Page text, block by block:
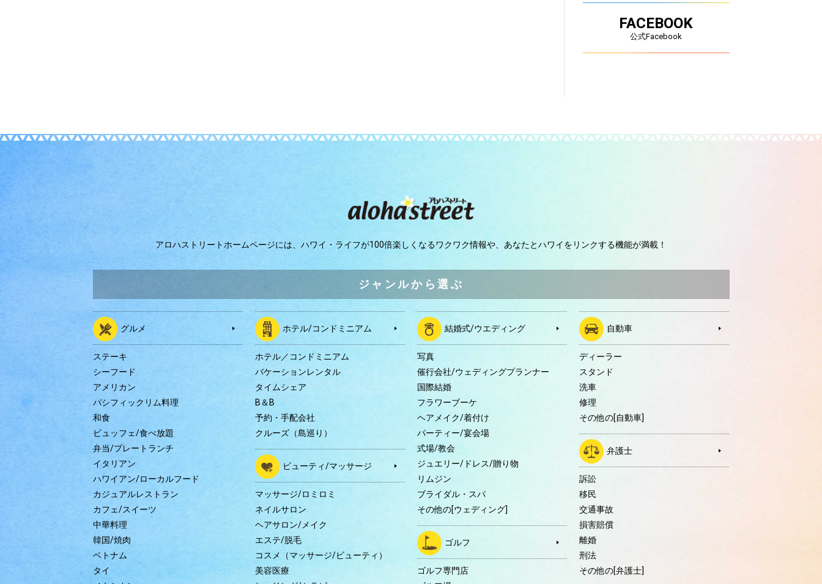
FACEBOOK
公式Facebook
アロハストリートホームページには、 ハワイ・ライフが100倍楽しくなるワクワク情報や、 あなたとハワイをリンクする機能が満載！
ジャンルから選ぶ
グルメ
ステーキ
シーフード
アメリカン
パシフィックリム料理
和食
ビュッフェ/食べ放題
弁当/プレートランチ
イタリアン
ハワイアン/ローカルフード
カジュアルレストラン
カフェ/スイーツ
中華料理
韓国/焼肉
ベトナム
タイ
ホテル/コンドミニアム
ホテル／コンドミニアム
バケーションレンタル
タイムシェア
B＆B
予約・手配会社
クルーズ（島巡り）
ビューティ/マッサージ
マッサージ/ロミロミ
ネイルサロン
ヘアサロン/メイク
エステ/脱毛
コスメ（マッサージ/ビューティ）
美容医療
結婚式/ウエディング
写真
催行会社/ウェディングプランナー
国際結婚
フラワーブーケ
ヘアメイク/着付け
パーティー/宴会場
式場/教会
ジュエリー/ドレス/贈り物
リムジン
ブライダル・スパ
その他の[ウェディング]
ゴルフ
ゴルフ専門店
自動車
ディーラー
スタンド
洗車
修理
その他の[自動車]
弁護士
訴訟
移民
交通事故
損害賠償
離婚
刑法
その他の[弁護士]